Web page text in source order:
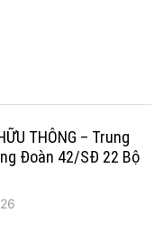
THÔNG – Trung
Ðoàn 42/SÐ 22 Bộ